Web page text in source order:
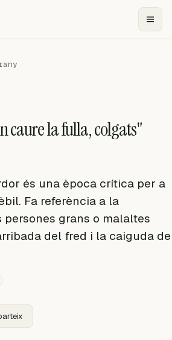
caure la fulla, colgats"
és una època crítica per a
Fa referència a la
grans o malaltes
del fred i la caiguda de